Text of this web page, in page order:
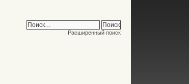
Расширенный поиск